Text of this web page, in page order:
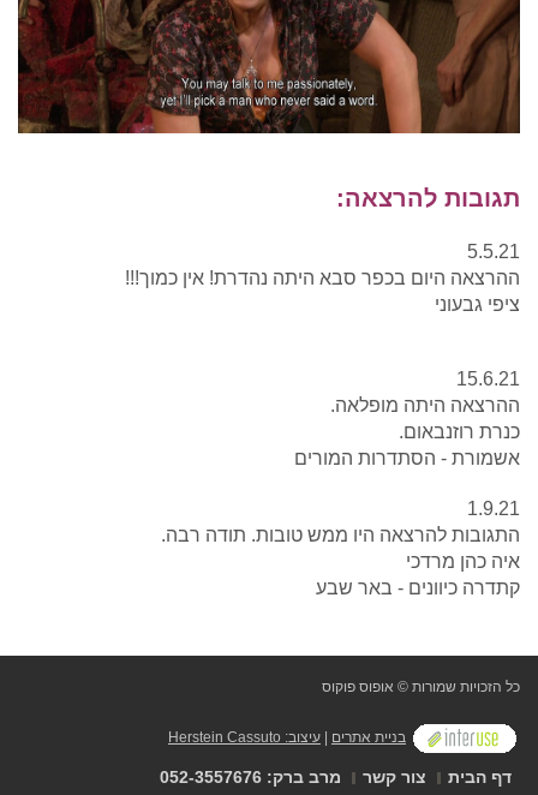
תגובות להרצאה:
5.5.21
ההרצאה היום בכפר סבא היתה נהדרת! אין כמוך!!!
ציפי גבעוני
15.6.21
ההרצאה היתה מופלאה.
כנרת רוזנבאום.
אשמורת - הסתדרות המורים
1.9.21
התגובות להרצאה היו ממש טובות. תודה רבה.
איה כהן מרדכי
קתדרה כיוונים - באר שבע
כל הזכויות שמורות © אופוס פוקוס
בניית אתרים עיצוב: Herstein Cassuto
דף הבית צור קשר מרב ברק: 052-3557676